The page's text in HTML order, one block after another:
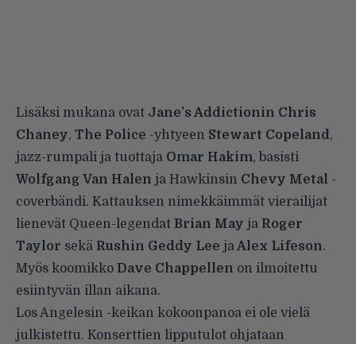
Lisäksi mukana ovat Jane’s Addictionin Chris
Chaney, The Police -yhtyeen Stewart Copeland ,
jazz-rumpali ja tuottaja Omar Hakim, basisti
Wolfgang Van Halen ja Hawkinsin Chevy Metal
-
coverbändi. Kattauksen nimekkäimmät vierailijat
lienevät Queen-legendat Brian May ja Roger
Taylor sekä Rushin Geddy Lee ja Alex Lifeson.
Myös koomikko Dave Chappellen on ilmoitettu
esiintyvän illan aikana.
Los Angelesin -keikan kokoonpanoa ei ole vielä
julkistettu. Konserttien lipputulot ohjataan